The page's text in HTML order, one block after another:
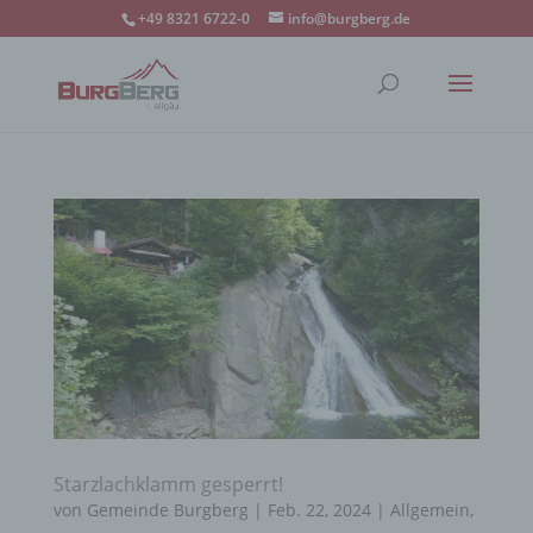
+49 8321 6722-0 info@burgberg.de
Starzlachklamm gesperrt!
von Gemeinde Burgberg | Feb. 22, 2024| Allgemein,